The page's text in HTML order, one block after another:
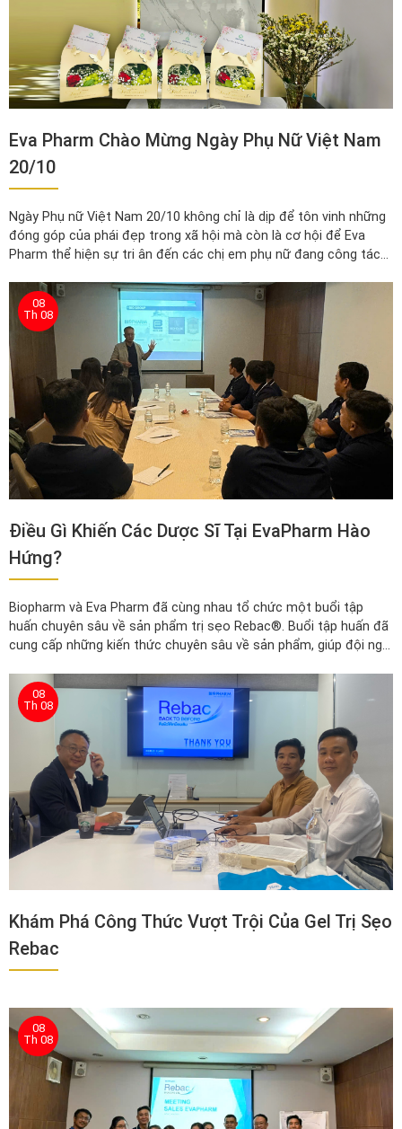
Eva Pharm Chào Mừng Ngày Phụ Nữ Việt Nam
20/10
Ngày Phụ nữ Việt Nam 20/10 không chỉ là dịp để tôn vinh những
đóng góp của phái đẹp trong xã hội mà còn là cơ hội để Eva
Pharm thể hiện sự tri ân đến các chị em phụ nữ đang công tác
08
Th 08
Điều Gì Khiến Các Dược Sĩ Tại EvaPharm Hào
Hứng?
Biopharm và Eva Pharm đã cùng nhau tổ chức một buổi tập
huấn chuyên sâu về sản phẩm trị sẹo Rebac®. Buổi tập huấn đã
cung cấp những kiến thức chuyên sâu về sản phẩm, giúp đội ngũ
hàng
08
Th 08
Khám Phá Công Thức Vượt Trội Của Gel Trị Sẹo
Rebac
08
Th 08